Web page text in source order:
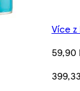
Více
59,90